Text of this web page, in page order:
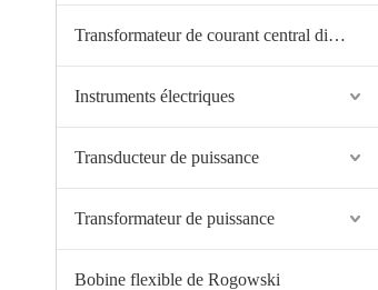
Transformateur de courant central divisé
Instruments électriques
Transducteur de puissance
Transformateur de puissance
Bobine flexible de Rogowski